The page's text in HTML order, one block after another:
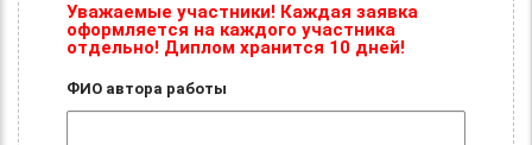
Уважаемые участники! Каждая заявка
оформляется на каждого участника
отдельно! Диплом хранится 10 дней!
ФИО автора работы